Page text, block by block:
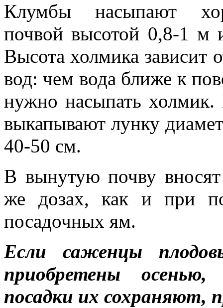
Клумбы насыпают
почвой вы­сотой 0,8-1
Высота холмика зависит
вод: чем вода ближе к
нужно насыпать
выкапывают лунку
40-50 см.
В вынутую почву
же до­зах, как и при
посадочных ям.
Если саженцы
приобретены
посадки их сохраняют,